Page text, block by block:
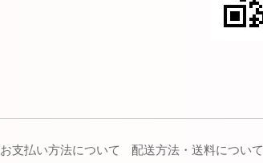
お支払い方法について 配送方法・送料について